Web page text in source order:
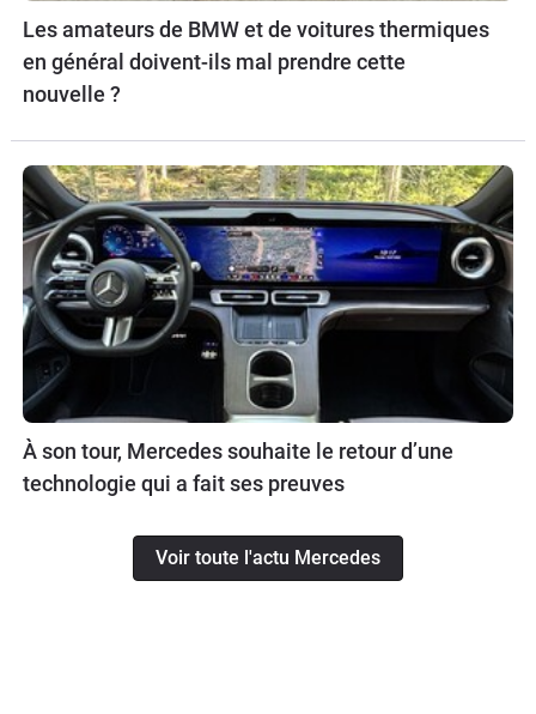
Les amateurs de BMW et de voitures thermiques
en général doivent-ils mal prendre cette
nouvelle ?
À son tour, Mercedes souhaite le retour d’une
technologie qui a fait ses preuves
Voir toute l'actu Mercedes